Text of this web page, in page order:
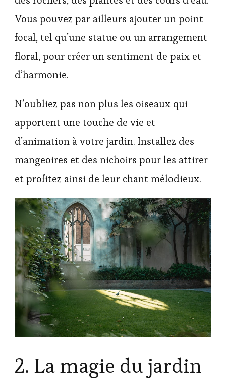
Vous pouvez par ailleurs ajouter un point
focal, tel qu’une statue ou un arrangement
floral, pour créer un sentiment de paix et
d’harmonie.
N’oubliez pas non plus les oiseaux qui
apportent une touche de vie et
d’animation à votre jardin. Installez des
mangeoires et des nichoirs pour les attirer
et profitez ainsi de leur chant mélodieux.
2. La magie du jardin